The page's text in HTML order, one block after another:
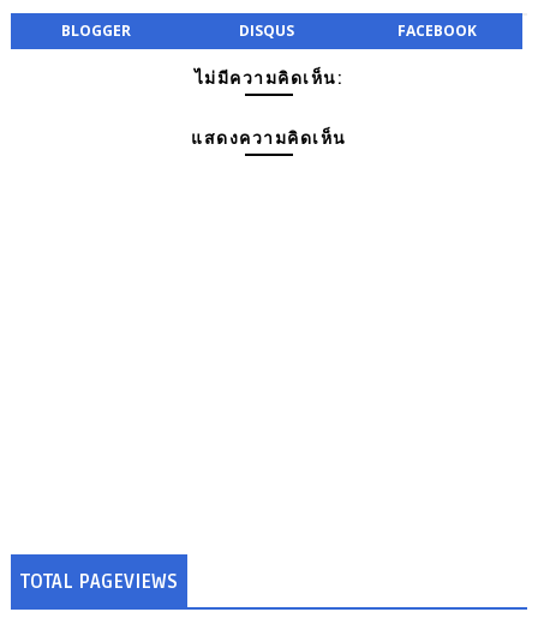
BLOGGER DISQUS FACEBOOK
ไม่มีความคิดเห็น:
แสดงความคิดเห็น
TOTAL PAGEVIEWS